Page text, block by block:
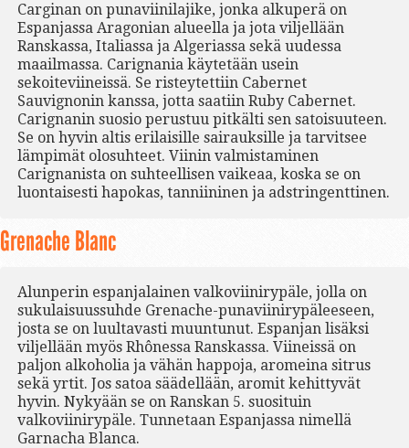
Carginan on punaviinilajike, jonka alkuperä on
Espanjassa Aragonian alueella ja jota viljellään
Ranskassa, Italiassa ja Algeriassa sekä uudessa
maailmassa. Carignania käytetään usein
sekoiteviineissä. Se risteytettiin Cabernet
Sauvignonin kanssa, jotta saatiin Ruby Cabernet.
Carignanin suosio perustuu pitkälti sen satoisuuteen.
Se on hyvin altis erilaisille sairauksille ja tarvitsee
lämpimät olosuhteet. Viinin valmistaminen
Carignanista on suhteellisen vaikeaa, koska se on
luontaisesti hapokas, tanniininen ja adstringenttinen.
Grenache Blanc
Alunperin espanjalainen valkoviinirypäle, jolla on
sukulaisuussuhde Grenache-punaviinirypäleeseen,
josta se on luultavasti muuntunut. Espanjan lisäksi
viljellään myös Rhônessa Ranskassa. Viineissä on
paljon alkoholia ja vähän happoja, aromeina sitrus
sekä yrtit. Jos satoa säädellään, aromit kehittyvät
hyvin. Nykyään se on Ranskan 5. suosituin
valkoviinirypäle. Tunnetaan Espanjassa nimellä
Garnacha Blanca.